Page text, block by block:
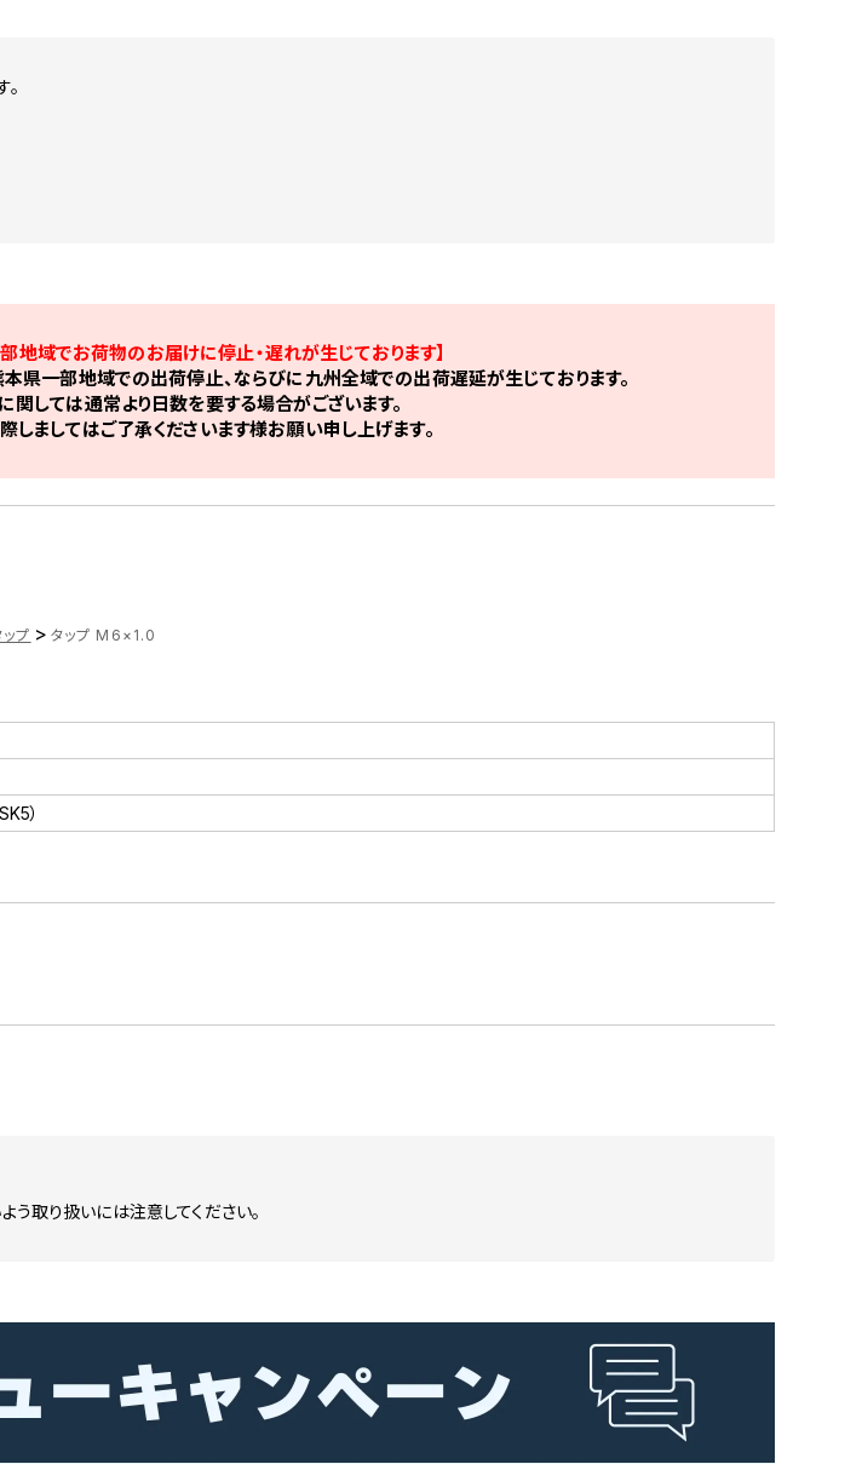
部地域でお荷物のお届けに停止・遅れが生じております】
県一部地域での出荷停止、ならびに九州全域での出荷遅延が生じております。
関しては通常より日数を要する場合がございます。
しましてはご了承くださいます様お願い申し上げます。
ップ > タップ M6×1.0
）
う取り扱いには注意してください。